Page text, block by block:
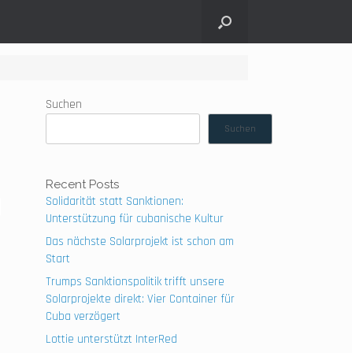
Suchen
Suchen
Recent Posts
Solidarität statt Sanktionen:
Unterstützung für cubanische Kultur
Das nächste Solarprojekt ist schon am
Start
Trumps Sanktionspolitik trifft unsere
Solarprojekte direkt: Vier Container für
Cuba verzögert
Lottie unterstützt InterRed